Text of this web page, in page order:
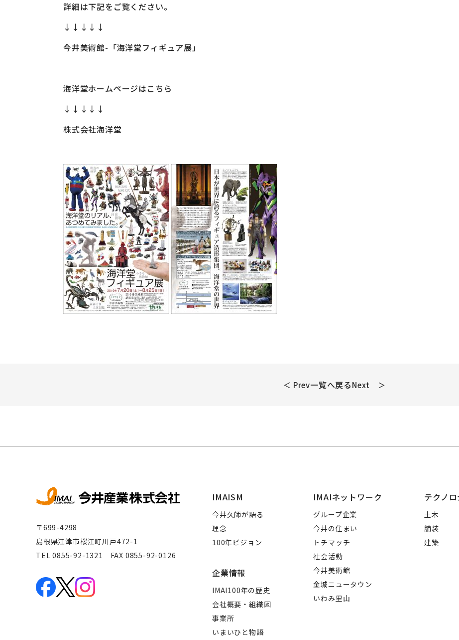
詳細は下記をご覧ください。
↓↓↓↓↓
今井美術館-「海洋堂フィギュア展」
海洋堂ホームページはこちら
↓↓↓↓↓
株式会社海洋堂
＜ Prev一覧へ戻るNext ＞
〒699-4298
島根県江津市桜江町川戸472-1
TEL 0855-92-1321 FAX 0855-92-0126
IMAISM
今井久師が語る
理念
100年ビジョン
企業情報
IMAI100年の歴史
会社概要・組織図
事業所
いまいひと物語
IMAIネットワーク
グループ企業
今井の住まい
トチマッチ
社会活動
今井美術館
金城ニュータウン
いわみ里山
テクノロ
土木
舗装
建築